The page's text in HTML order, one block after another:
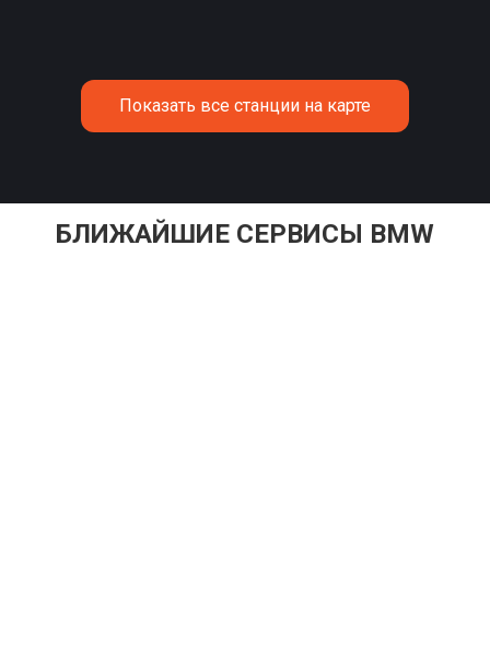
Показать все станции на карте
БЛИЖАЙШИЕ СЕРВИСЫ BMW